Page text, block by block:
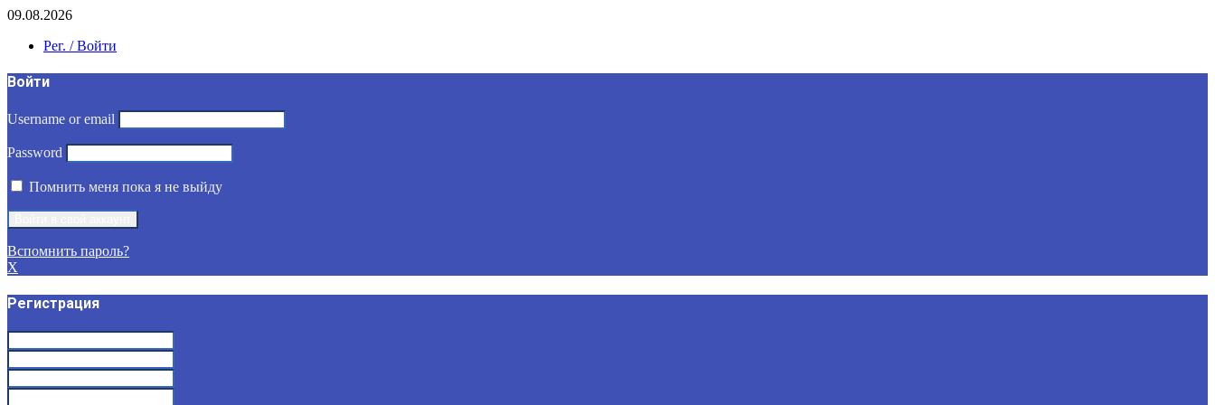
09.08.2026
Рег. / Войти
Войти
Username or email
Password
Помнить меня пока я не выйду
Вспомнить пароль?
X
Регистрация